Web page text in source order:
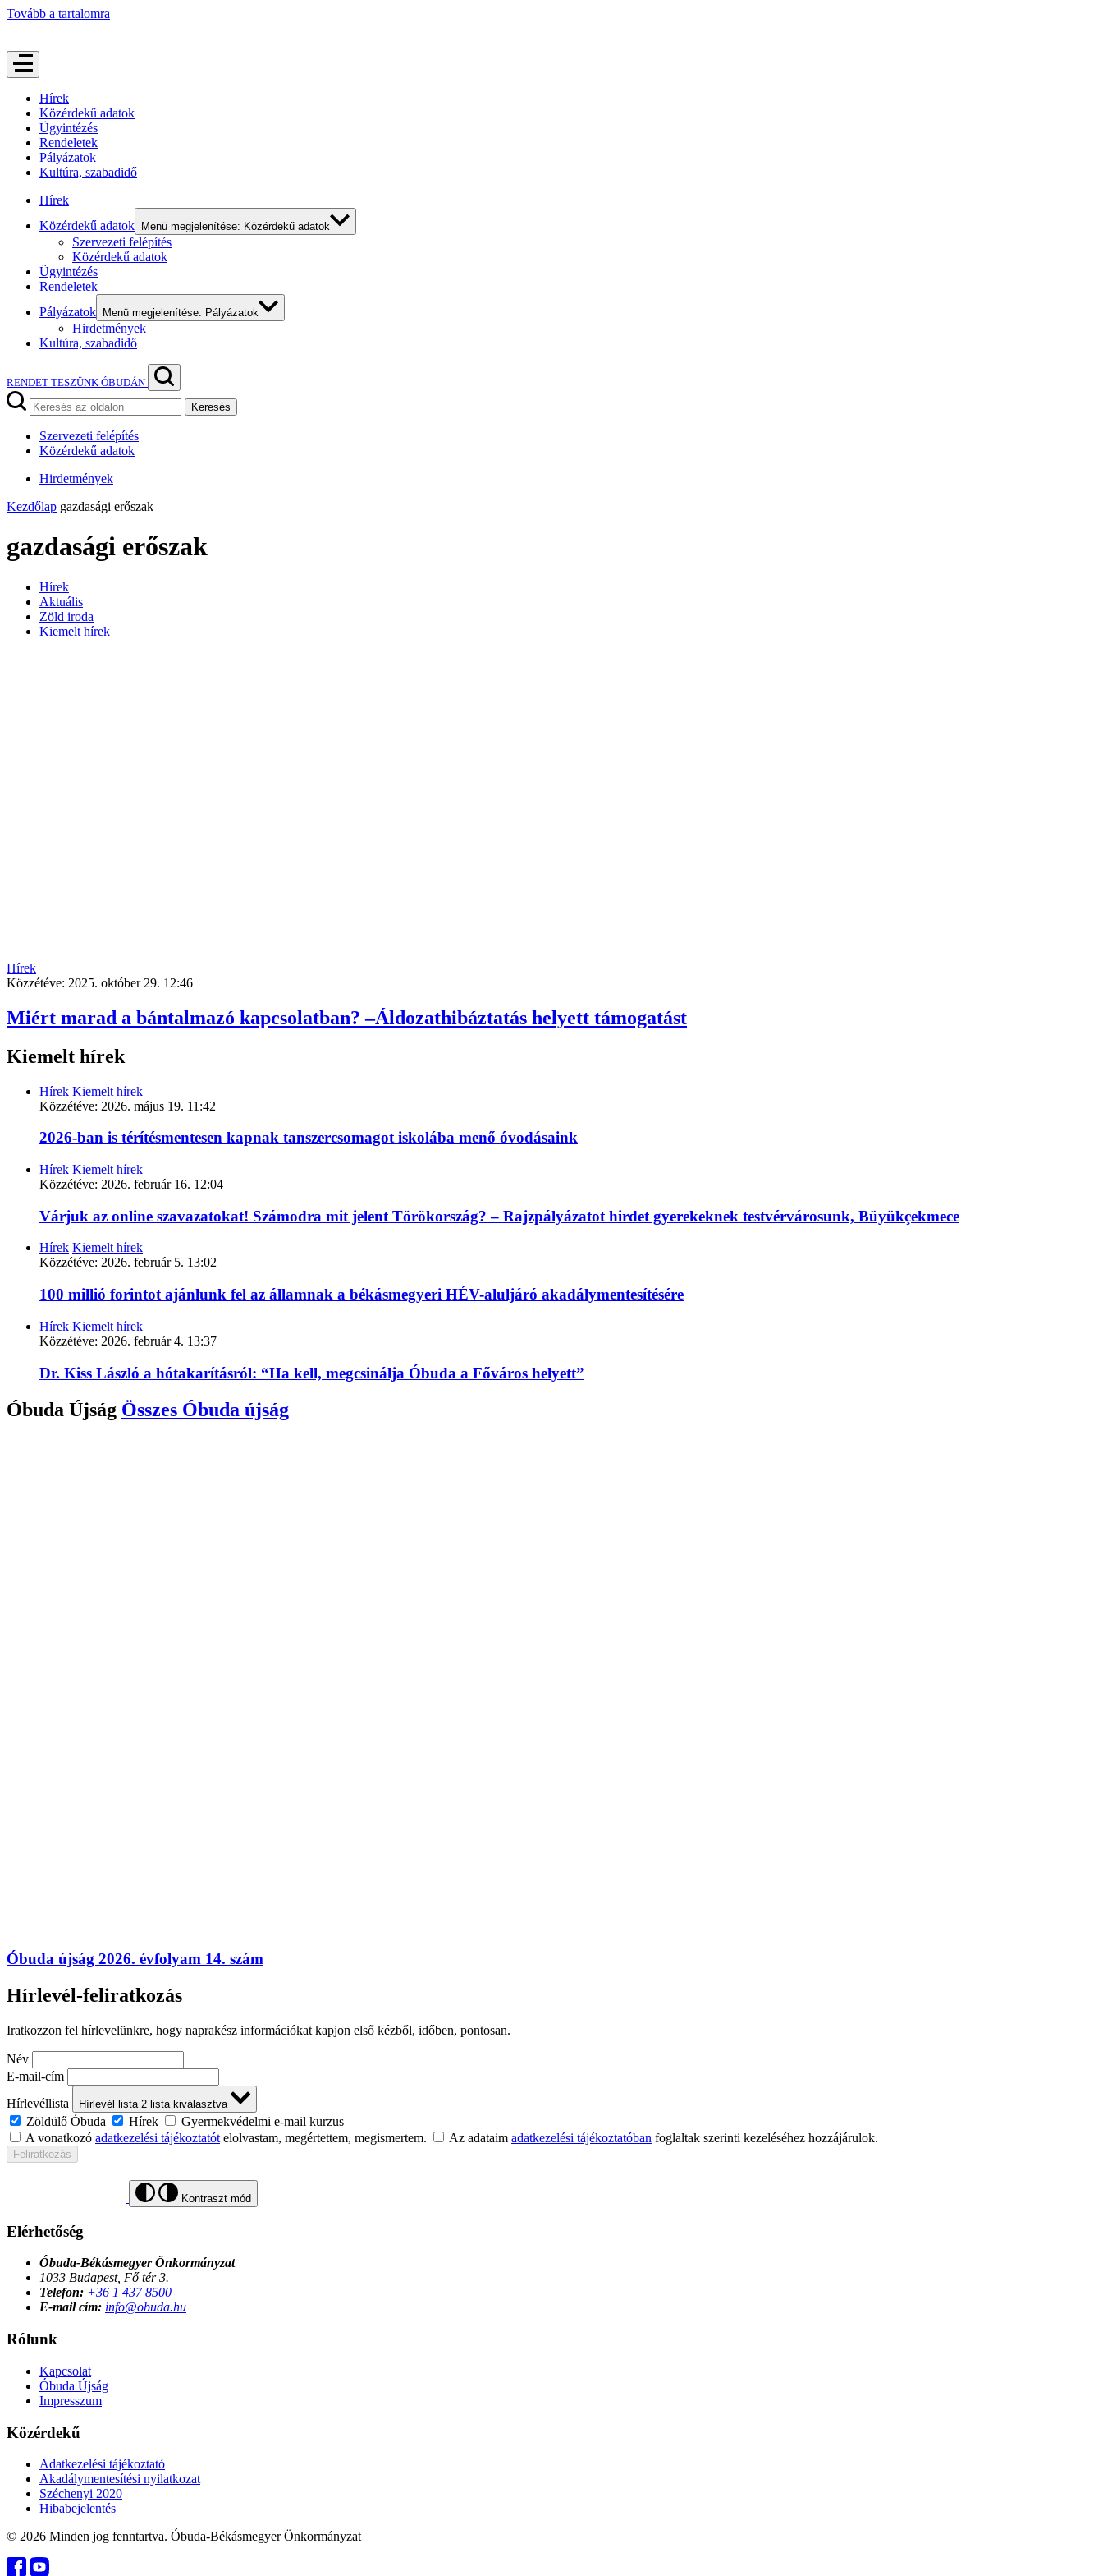
Tovább a tartalomra
Hírek
Közérdekű adatok
Ügyintézés
Rendeletek
Pályázatok
Kultúra, szabadidő
Hírek
Közérdekű adatok
Menü megjelenítése: Közérdekű adatok
Szervezeti felépítés
Közérdekű adatok
Ügyintézés
Rendeletek
Pályázatok
Menü megjelenítése: Pályázatok
Hirdetmények
Kultúra, szabadidő
RENDET TESZÜNK ÓBUDÁN
Keresés
Szervezeti felépítés
Közérdekű adatok
Hirdetmények
Kezdőlap gazdasági erőszak
gazdasági erőszak
Hírek
Aktuális
Zöld iroda
Kiemelt hírek
Hírek
Közzétéve: 2025. október 29. 12:46
Miért marad a bántalmazó kapcsolatban? –Áldozathibáztatás helyett támogatást
Kiemelt hírek
Hírek Kiemelt hírek
Közzétéve: 2026. május 19. 11:42
2026-ban is térítésmentesen kapnak tanszercsomagot iskolába menő óvodásaink
Hírek Kiemelt hírek
Közzétéve: 2026. február 16. 12:04
Várjuk az online szavazatokat! Számodra mit jelent Törökország? – Rajzpályázatot hirdet gyerekeknek testvérvárosunk, Büyükçekmece
Hírek Kiemelt hírek
Közzétéve: 2026. február 5. 13:02
100 millió forintot ajánlunk fel az államnak a békásmegyeri HÉV-aluljáró akadálymentesítésére
Hírek Kiemelt hírek
Közzétéve: 2026. február 4. 13:37
Dr. Kiss László a hótakarításról: “Ha kell, megcsinálja Óbuda a Főváros helyett”
Óbuda Újság Összes Óbuda újság
Óbuda újság 2026. évfolyam 14. szám
Hírlevél-feliratkozás
Iratkozzon fel hírlevelünkre, hogy naprakész információkat kapjon első kézből, időben, pontosan.
Név
E-mail-cím
Hírlevéllista
Hírlevél lista 2 lista kiválasztva
Zöldülő Óbuda Hírek
Gyermekvédelmi e-mail kurzus
A vonatkozó adatkezelési tájékoztatót elolvastam, megértettem, megismertem. Az adataim adatkezelési tájékoztatóban foglaltak szerinti kezeléséhez hozzájárulok.
Feliratkozás
Kontraszt mód
Elérhetőség
Óbuda-Békásmegyer Önkormányzat
1033 Budapest, Fő tér 3.
Telefon: +36 1 437 8500
E-mail cím: info@obuda.hu
Rólunk
Kapcsolat
Óbuda Újság
Impresszum
Közérdekű
Adatkezelési tájékoztató
Akadálymentesítési nyilatkozat
Széchenyi 2020
Hibabejelentés
© 2026 Minden jog fenntartva. Óbuda-Békásmegyer Önkormányzat